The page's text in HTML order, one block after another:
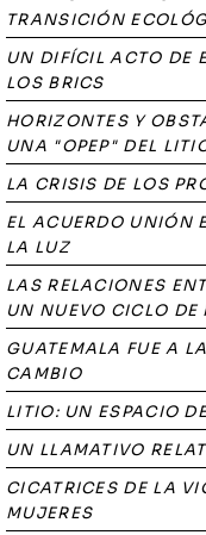
TRANSICIÓN
UN DIFÍCIL ACTO DE
LOS BRICS
HORIZONTES Y
UNA "OPEP" DEL
LA CRISIS DE LOS
EL ACUERDO UNIÓN
LA LUZ
LAS RELACIONES
UN NUEVO CICLO
GUATEMALA FUE A
CAMBIO
LITIO: UN ESPACIO
UN LLAMATIVO
CICATRICES DE LA
MUJERES